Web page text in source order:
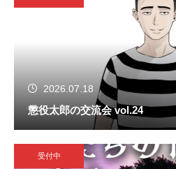
2026.07.18
懲役太郎の交流会 vol.24
受付中